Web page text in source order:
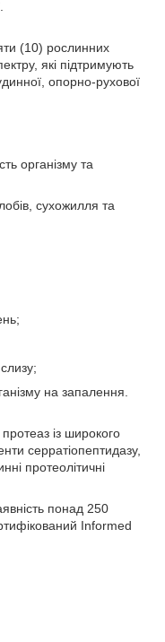
(10) рослинних
які підтримують
опорно-рухової
організму та
сухожилля та
на запалення.
із широкого
серратіопептидазу,
протеолітичні
понад 250
Informed